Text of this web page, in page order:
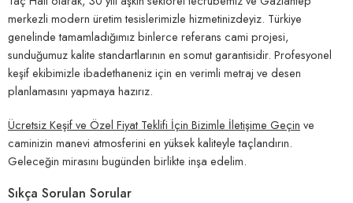
merkezli modern üretim tesislerimizle hizmetinizdeyiz. Türkiye
genelinde tamamladığımız binlerce referans cami projesi,
sunduğumuz kalite standartlarının en somut garantisidir. Profesyonel
keşif ekibimizle ibadethaneniz için en verimli metraj ve desen
planlamasını yapmaya hazırız.
Ücretsiz Keşif ve Özel Fiyat Teklifi İçin Bizimle İletişime Geçin ve
caminizin manevi atmosferini en yüksek kaliteyle taçlandırın.
Geleceğin mirasını bugünden birlikte inşa edelim.
Sıkça Sorulan Sorular